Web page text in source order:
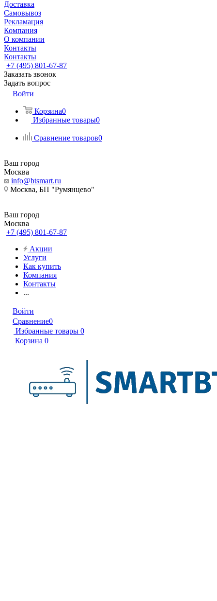
Доставка
Самовывоз
Рекламация
Компания
О компании
Контакты
Контакты
+7 (495) 801-67-87
Заказать звонок
Задать вопрос
Войти
Корзина0
Избранные товары0
Сравнение товаров0
Ваш город
Москва
info@btsmart.ru
Москва, БП "Румянцево"
Ваш город
Москва
+7 (495) 801-67-87
Акции
Услуги
Как купить
Компания
Контакты
...
Войти
Сравнение0
Избранные товары 0
Корзина 0